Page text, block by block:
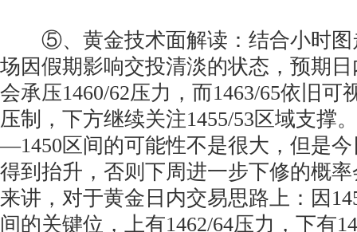
⑤、黄金技术面解读：结合小时图
场因假期影响交投清淡的状态，预期
会承压1460/62压力，而1463/65依旧可
压制，下方继续关注1455/53区域支撑
—1450区间的可能性不是很大，但是
得到抬升，否则下周进一步下修的概
来讲，对于黄金日内交易思路上：因
间的关键位，上有1462/64压力，下有